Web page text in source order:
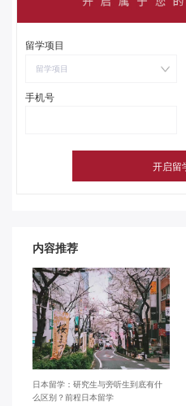
留学项目
留学项目
手机号
内容推荐
日本留学：研究生与旁听生到底有什
么区别？前程日本留学